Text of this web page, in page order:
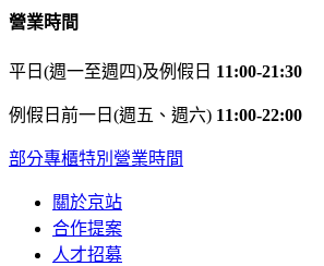
營業時間
平日(週一至週四)及例假日 11:00-21:30
例假日前一日(週五、週六) 11:00-22:00
部分專櫃特別營業時間
關於京站
合作提案
人才招募